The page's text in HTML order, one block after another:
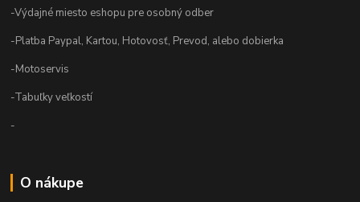
-Výdajné miesto eshopu pre osobný odber
-Platba Paypal, Kartou, Hotovosť, Prevod, alebo dobierka
-Motoservis
-Tabuľky veľkostí
-
O nákupe